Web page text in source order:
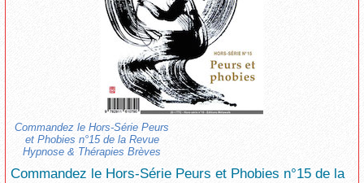
Commandez le Hors-Série Peurs
et Phobies n°15 de la Revue
Hypnose & Thérapies Brèves
Commandez le Hors-Série Peurs et Phobies n°15 de la